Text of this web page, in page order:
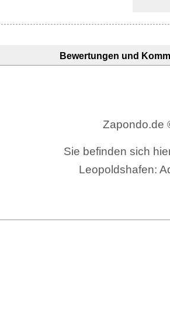
Bewertungen und
Zapondo.de
Sie befinden sich
Leopoldshafen: